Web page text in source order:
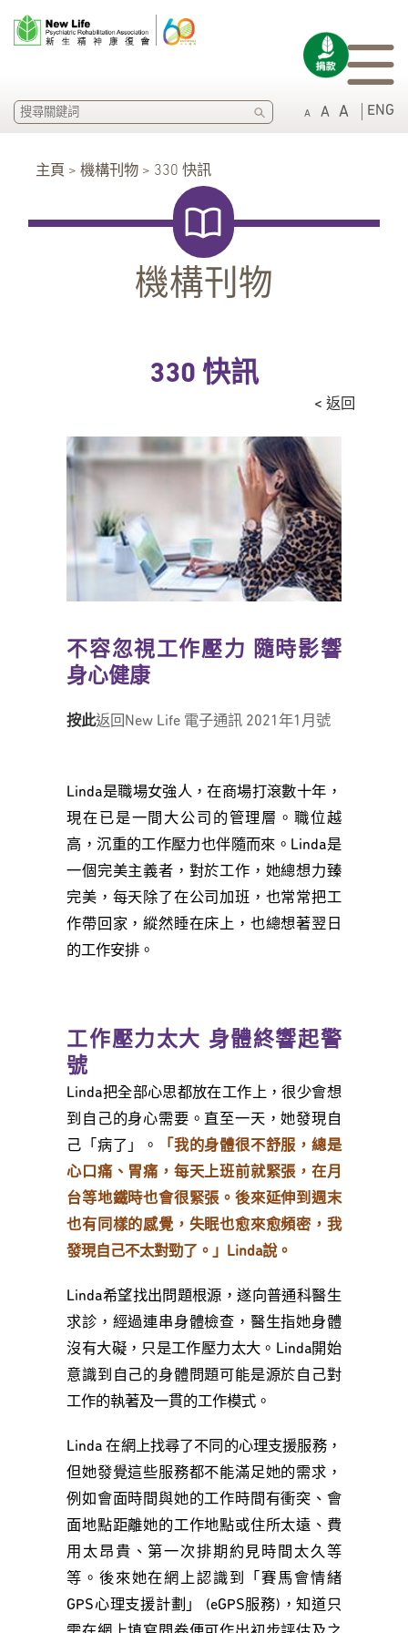
A A A ENG
SEARCH
主頁 > 機構刊物 > 330 快訊
機構刊物
330 快訊
< 返回
不容忽視工作壓力 隨時影響
身心健康
按此返回New Life 電子通訊 2021年1月號
Linda是職場女強人，在商場打滾數十年，
現在已是一間大公司的管理層。職位越
高，沉重的工作壓力也伴隨而來。Linda是
一個完美主義者，對於工作，她總想力臻
完美，每天除了在公司加班，也常常把工
作帶回家，縱然睡在床上，也總想著翌日
的工作安排。
工作壓力太大 身體終響起警
號
Linda把全部心思都放在工作上，很少會想
到自己的身心需要。直至一天，她發現自
己「病了」。
「我的身體很不舒服，總是
心口痛、胃痛，每天上班前就緊張，在月
台等地鐵時也會很緊張。後來延伸到週末
也有同樣的感覺，失眠也愈來愈頻密，我
發現自己不太對勁了。」Linda說。
Linda希望找出問題根源，遂向普通科醫生
求診，經過連串身體檢查，醫生指她身體
沒有大礙，只是工作壓力太大。Linda開始
意識到自己的身體問題可能是源於自己對
工作的執著及一貫的工作模式。
Linda 在網上找尋了不同的心理支援服務，
但她發覺這些服務都不能滿足她的需求，
例如會面時間與她的工作時間有衝突、會
面地點距離她的工作地點或住所太遠、費
用太昂貴、第一次排期約見時間太久等
等。後來她在網上認識到「賽馬會情緒
GPS心理支援計劃」 (eGPS服務)，知道只